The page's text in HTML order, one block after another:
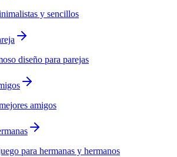
y sencillos
diseño para parejas
amigos
para hermanas y hermanos